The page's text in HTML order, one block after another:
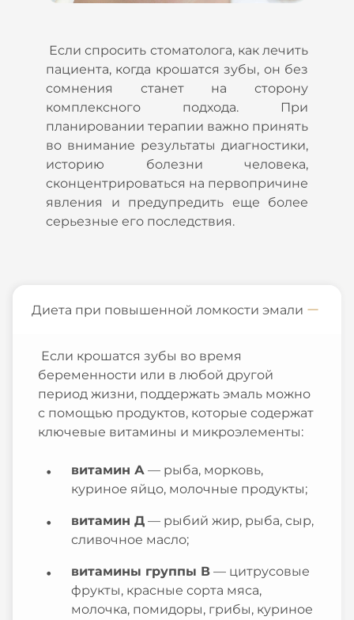
Если спросить стоматолога, как лечить
пациента, когда крошатся зубы, он без
сомнения станет на сторону
комплексного подхода. При
планировании терапии важно принять
во внимание результаты диагностики,
историю болезни человека,
сконцентрироваться на первопричине
явления и предупредить еще более
серьезные его последствия.
Диета при повышенной ломкости эмали
Если крошатся зубы во время
беременности или в любой другой
период жизни, поддержать эмаль можно
с помощью продуктов, которые содержат
ключевые витамины и микроэлементы:
витамин А — рыба, морковь,
куриное яйцо, молочные продукты;
витамин Д — рыбий жир, рыба, сыр,
сливочное масло;
витамины группы В — цитрусовые
фрукты, красные сорта мяса,
молочка, помидоры, грибы, куриное